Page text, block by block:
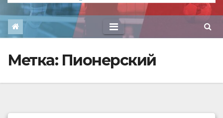
Метка: Пионерский